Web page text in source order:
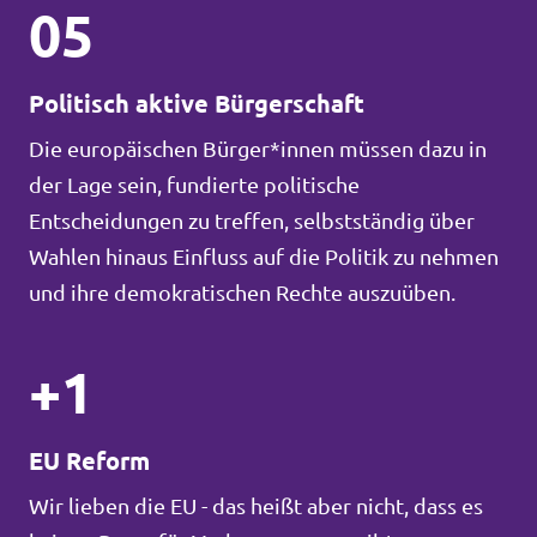
05
Politisch aktive Bürgerschaft
Die europäischen Bürger*innen müssen dazu in
der Lage sein, fundierte politische
Entscheidungen zu treffen, selbstständig über
Wahlen hinaus Einfluss auf die Politik zu nehmen
und ihre demokratischen Rechte auszuüben.
+1
EU Reform
Wir lieben die EU - das heißt aber nicht, dass es